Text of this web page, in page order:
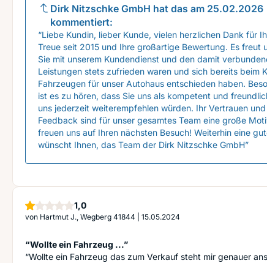
Dirk Nitzschke GmbH hat das am 25.02.2026
kommentiert:
“Liebe Kundin, lieber Kunde, vielen herzlichen Dank für
Treue seit 2015 und Ihre großartige Bewertung. Es freut
Sie mit unserem Kundendienst und den damit
Leistungen stets zufrieden waren und sich bereits beim
Fahrzeugen für unser Autohaus entschieden haben.
ist es zu hören, dass Sie uns als kompetent und
uns jederzeit weiterempfehlen würden. Ihr Vertrauen
Feedback sind für unser gesamtes Team eine große
freuen uns auf Ihren nächsten Besuch! Weiterhin eine
wünscht Ihnen, das Team der Dirk Nitzschke GmbH”
1,0Stern
von Hartmut J., Wegberg 41844 15.05.2024
“Wollte ein Fahrzeug ...”
“Wollte ein Fahrzeug das zum Verkauf steht mir genauer